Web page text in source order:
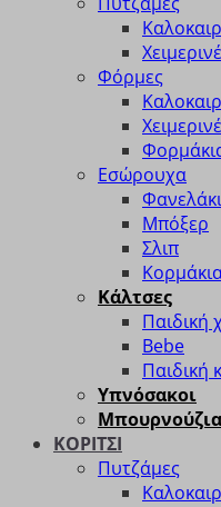
Φόρμες
Εσώρουχα
Μπόξερ
Σλιπ
Κάλτσες
Παιδική
Bebe
Παιδική
Υπνόσακοι
Μπουρνούζια
ΚΟΡΙΤΣΙ
Πυτζάμες